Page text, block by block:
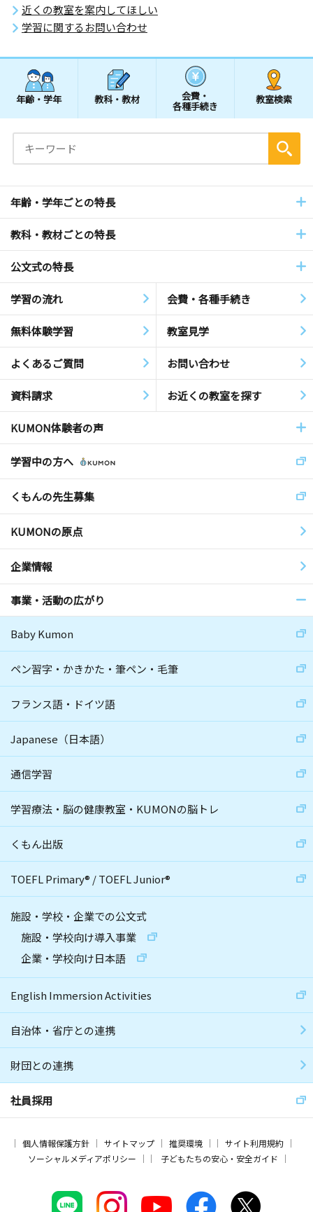
近くの教室を案内してほしい
学習に関するお問い合わせ
年齢・学年 教科・教材 会費・
各種手続き
教室検索
年齢・学年ごとの特長
教科・教材ごとの特長
公文式の特長
学習の流れ 会費・各種手続き
無料体験学習 教室見学
よくあるご質問 お問い合わせ
資料請求 お近くの教室を探す
KUMON体験者の声
学習中の方へ
くもんの先生募集
KUMONの原点
企業情報
事業・活動の広がり
Baby Kumon
ペン習字・かきかた・筆ペン・毛筆
フランス語・ドイツ語
Japanese（日本語）
通信学習
学習療法・脳の健康教室・KUMONの脳トレ
くもん出版
TOEFL Primary® /TOEFL Junior®
施設・学校・企業での公文式
施設・学校向け導入事業
企業・学校向け日本語
English Immersion Activities
自治体・省庁との連携
財団との連携
社員採用
個人情報保護方針 サイトマップ 推奨環境
サイト利用規約
ソーシャルメディアポリシー
子どもたちの安心・安全ガイド